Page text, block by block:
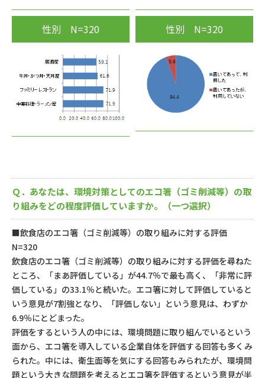
性別 N=320 性別 N=320
Ｑ．あなたは、環境対策としてのエコ箸（ゴミ削減等）の取
り組みをどの程度評価していますか。（一つ選択）
■飲食店のエコ箸（ゴミ削減等）の取り組みに対する評価
N=320
飲食店のエコ箸（ゴミ削減等）の取り組みに対する評価を尋ねた
ところ、「まあ評価している」が44.7％で最も高く、「非常に評
価している」の33.1％と続いた。エコ箸に対して評価していると
いう意見が7割強となり、「評価しない」という意見は、わずか
6.9％にとどまった。
評価をするという人の中には、環境問題に取り組んでいるという
面から、エコ箸を導入している企業自体を評価する回答も多くみ
られた。中には、衛生面等を気にする回答もみられたが、環境問
題という大きな問題を考えるとエコ箸を評価するという意見が半